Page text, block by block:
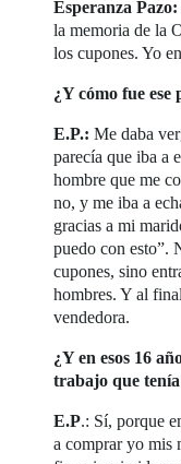
Esperanza Pazo:
la memoria de la
los cupones. Yo
¿Y cómo fue ese
E.P.: Me daba
parecía que iba a
hombre que me
no, y me iba a
gracias a mi
puedo con esto”.
cupones, sino
hombres. Y al
vendedora.
¿Y en esos 16
trabajo que
E.P.: Sí, porque
a comprar yo mis